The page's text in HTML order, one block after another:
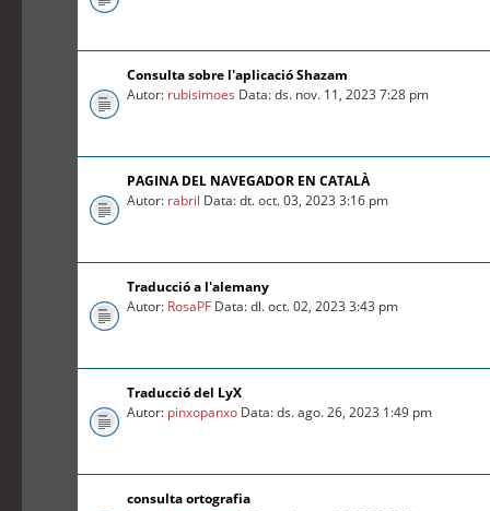
Consulta sobre l'aplicació Shazam
Autor: rubisimoes Data: ds. nov. 11, 2023 7:28 pm
PAGINA DEL NAVEGADOR EN CATALÀ
Autor: rabril Data: dt. oct. 03, 2023 3:16 pm
Traducció a l'alemany
Autor: RosaPF Data: dl. oct. 02, 2023 3:43 pm
Traducció del LyX
Autor: pinxopanxo Data: ds. ago. 26, 2023 1:49 pm
consulta ortografia